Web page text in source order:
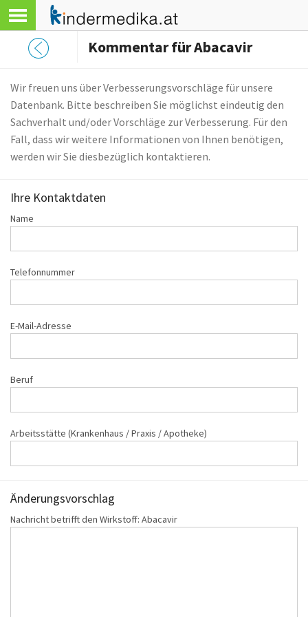
Kommentar für Abacavir
Wir freuen uns über Verbesserungsvorschläge für unsere
Datenbank. Bitte beschreiben Sie möglichst eindeutig den
Sachverhalt und/oder Vorschläge zur Verbesserung. Für den
Fall, dass wir weitere Informationen von Ihnen benötigen,
werden wir Sie diesbezüglich kontaktieren.
Ihre Kontaktdaten
Name
Telefonnummer
E-Mail-Adresse
Beruf
Arbeitsstätte (Krankenhaus / Praxis / Apotheke)
Änderungs‌vorschlag
Nachricht betrifft den Wirkstoff: Abacavir